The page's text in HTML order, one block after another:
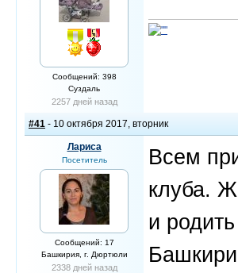
Сообщений: 398
Суздаль
2257 дней назад
#41 - 10 октября 2017, вторник
Лариса
Посетитель
Сообщений: 17
Башкирия, г. Дюртюли
2338 дней назад
Всем
клуба.
и